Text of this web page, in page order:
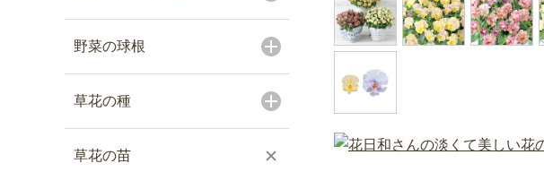
野菜の球根
草花の種
草花の苗